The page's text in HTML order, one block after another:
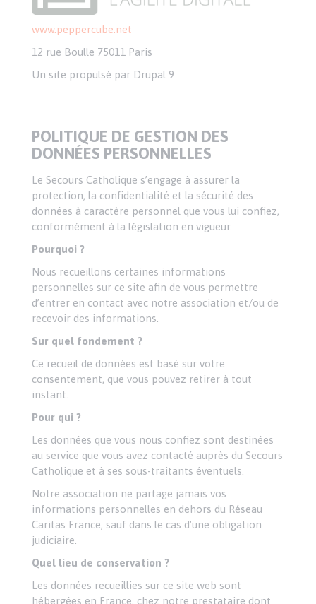
www.peppercube.net
12 rue Boulle 75011 Paris
Un site propulsé par Drupal 9
POLITIQUE DE GESTION DES
DONNÉES PERSONNELLES
Le Secours Catholique s’engage à assurer la
protection, la confidentialité et la sécurité des
données à caractère personnel que vous lui confiez,
conformément à la législation en vigueur.
Pourquoi ?
Nous recueillons certaines informations
personnelles sur ce site afin de vous permettre
d’entrer en contact avec notre association et/ou de
recevoir des informations.
Sur quel fondement ?
Ce recueil de données est basé sur votre
consentement, que vous pouvez retirer à tout
instant.
Pour qui ?
Les données que vous nous confiez sont destinées
au service que vous avez contacté auprès du Secours
Catholique et à ses sous-traitants éventuels.
Notre association ne partage jamais vos
informations personnelles en dehors du Réseau
Caritas France, sauf dans le cas d'une obligation
judiciaire.
Quel lieu de conservation ?
Les données recueillies sur ce site web sont
hébergées en France, chez notre prestataire dont